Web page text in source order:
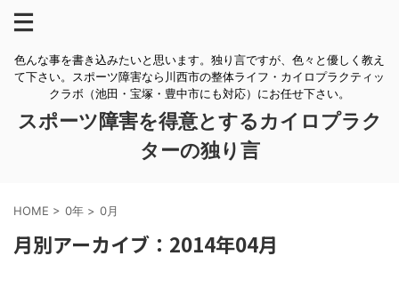
色んな事を書き込みたいと思います。独り言ですが、色々と優しく教え
て下さい。スポーツ障害なら川西市の整体ライフ・カイロプラクティッ
クラボ（池田・宝塚・豊中市にも対応）にお任せ下さい。
スポーツ障害を得意とするカイロプラク
ターの独り言
HOME > 0年 > 0月
月別アーカイブ：2014年04月